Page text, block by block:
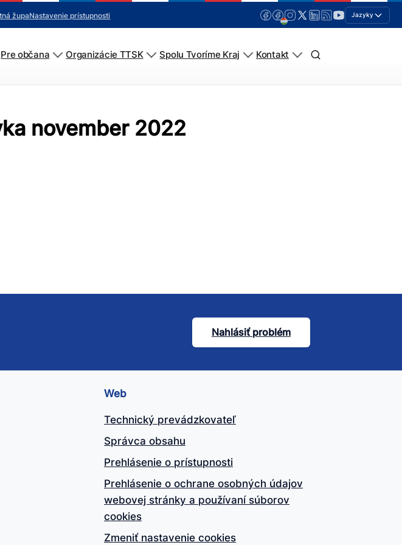
župaNastavenie prístupnosti Jazyky
Pre občana Organizácie TTSK Spolu Tvoríme Kraj Kontakt
november 2022
Nahlásiť problém
Web
Technický prevádzkovateľ
Správca obsahu
Prehlásenie o prístupnosti
Prehlásenie o ochrane osobných údajov
webovej stránky a používaní súborov
cookies
Zmeniť nastavenie cookies